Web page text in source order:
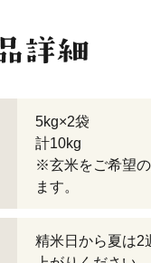
5kg×2袋
計10kg
※玄米をご希望
ます。
精米日から夏は2